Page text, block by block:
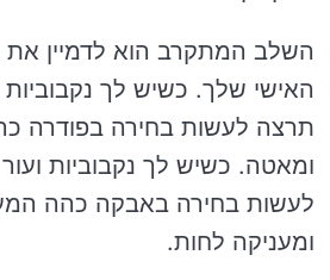
השלב המתקרב הוא לדמיין את
האישי שלך. כשיש לך
תרצה לעשות בחירה בפודרה
ומאטה. כשיש לך נקבוביות
לעשות בחירה באבקה כהה
ומעניקה לחות.